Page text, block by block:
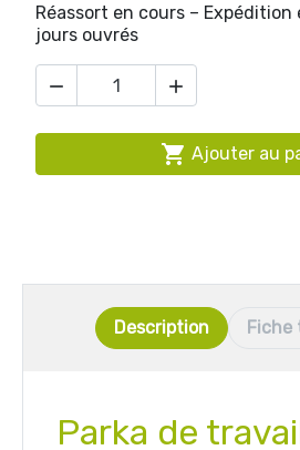
Réassort en cours – Expédition
jours ouvrés
 
 Ajouter au
Description Fiche
Parka de